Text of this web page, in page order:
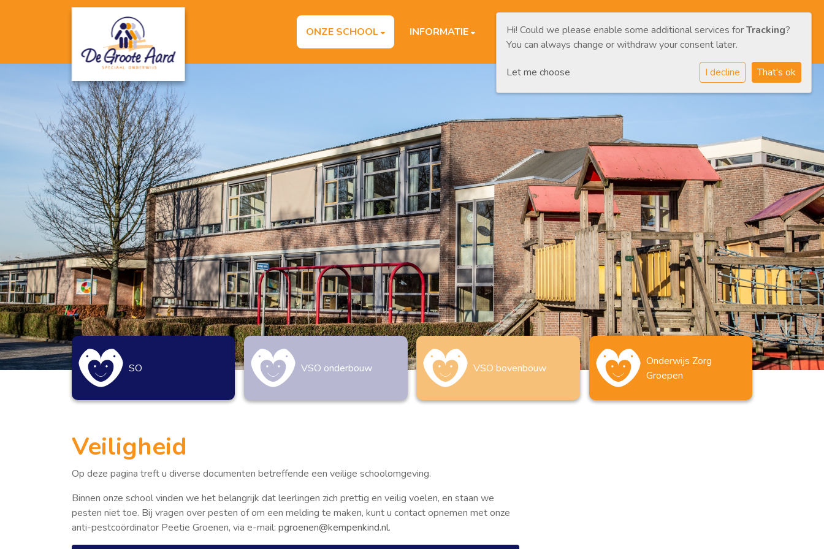
ONZE SCHOOL INFORMATIE OUDERS/VERZORGERS CONTACT ENG NL
SO VSO onderbouw VSO bovenbouw
Onderwijs Zorg
Groepen
Veiligheid
Op deze pagina treft u diverse documenten betreffende een veilige schoolomgeving.
Binnen onze school vinden we het belangrijk dat leerlingen zich prettig en veilig voelen, en staan we
pesten niet toe. Bij vragen over pesten of om een melding te maken, kunt u contact opnemen met onze
anti-pestcoördinator Peetie Groenen, via e-mail: pgroenen@kempenkind.nl.
Hi! Could we please enable some additional services forTracking?
You can always change or withdraw your consent later.
Let me choose I decline That's ok